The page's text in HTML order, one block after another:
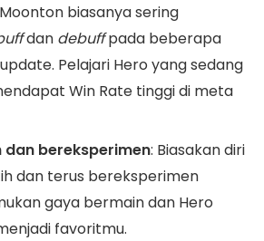
biasanya sering
dan debuffpada beberapa
Pelajari Hero yang sedang
Win Rate tinggi di meta
dan bereksperimen: Biasakan diri
dan terus bereksperimen
gaya bermain dan Hero
favoritmu.